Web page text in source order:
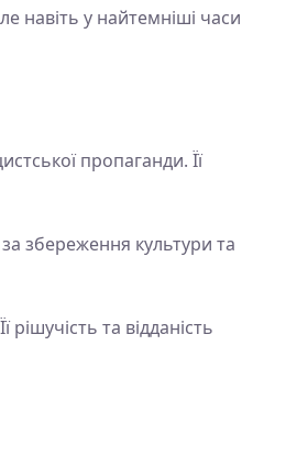
навіть у найтемніші часи
пропаганди. Її
за збереження культури та
та відданість